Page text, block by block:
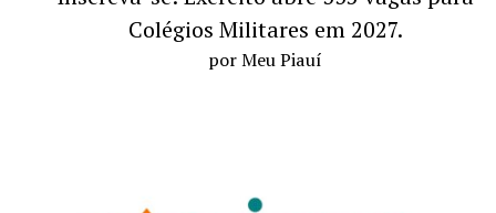
Colégios Militares em 2027.
por Meu Piauí